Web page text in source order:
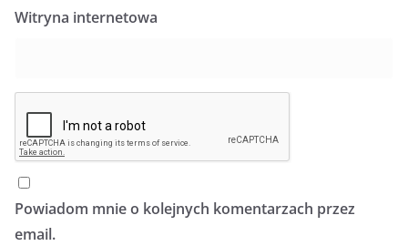
Witryna internetowa
Powiadom mnie o kolejnych komentarzach przez
email.